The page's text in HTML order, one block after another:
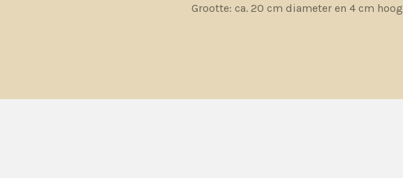
Grootte: ca. 20 cm diameter en 4 cm hoog